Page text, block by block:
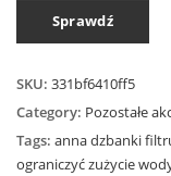
Sprawdź
SKU: 331bf6410ff5
Category: Pozostałe
Tags: anna dzbanki
ograniczyć zużycie